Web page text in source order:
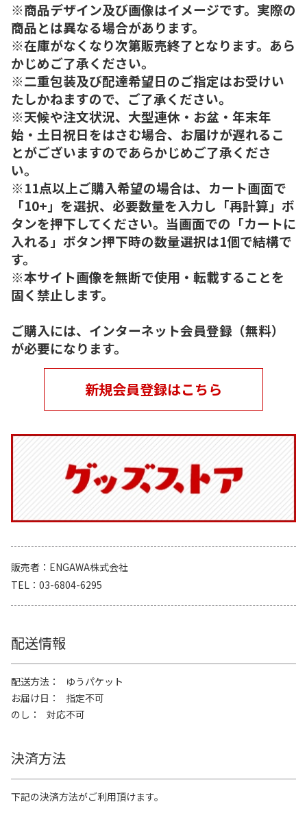
※商品デザイン及び画像はイメージです。実際の
商品とは異なる場合があります。
※在庫がなくなり次第販売終了となります。あら
かじめご了承ください。
※二重包装及び配達希望日のご指定はお受けい
たしかねますので、ご了承ください。
※天候や注文状況、大型連休・お盆・年末年
始・土日祝日をはさむ場合、お届けが遅れるこ
とがございますのであらかじめご了承くださ
い。
※11点以上ご購入希望の場合は、カート画面で
「10+」を選択、必要数量を入力し「再計算」ボ
タンを押下してください。当画面での「カートに
入れる」ボタン押下時の数量選択は1個で結構で
す。
※本サイト画像を無断で使用・転載することを
固く禁止します。
ご購入には、インターネット会員登録（無料）
が必要になります。
新規会員登録はこちら
販売者
ENGAWA株式会社
TEL
03-6804-6295
配送情報
配送方法
ゆうパケット
お届け日
指定不可
のし
対応不可
決済方法
下記の決済方法がご利用頂けます。